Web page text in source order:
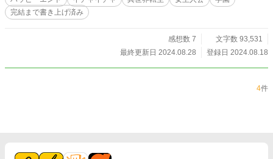
女性向けを意識して書いてみました。 正ヒロインｖｓ正ヒロインの作品は確認
した限り見当たらなかった為、そこが自分のオリジナリティでしょうか。 完結
完結まで書き上げ済み
感想数 7
文字数 93,531
最終更新日 2024.08.28
登録日 2024.08.18
4件